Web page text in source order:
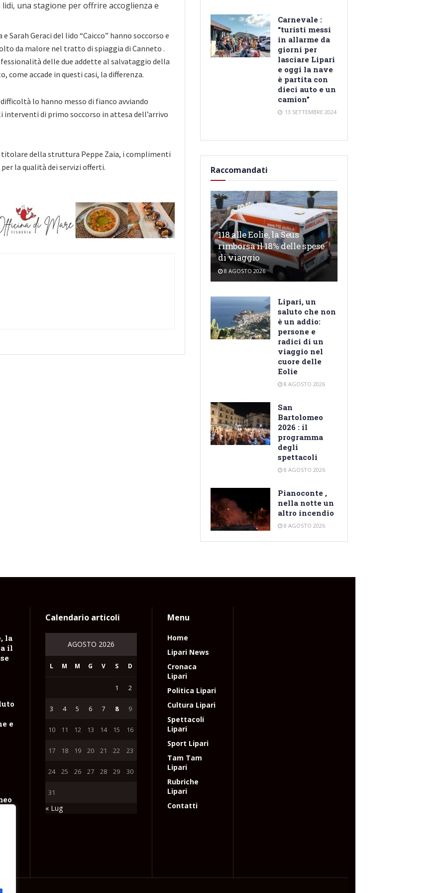
Sarah Geraci del lido “Caicco” hanno soccorso e
da malore nel tratto di spiaggia di Canneto .
delle due addette al salvataggio della
accade in questi casi, la differenza.
lo hanno messo di fianco avviando
di primo soccorso in attesa dell’arrivo
titolare della struttura Peppe Zaia, i complimenti
la qualità dei servizi offerti.
Carnevale :
“turisti messi
in allarme da
giorni per
lasciare Lipari
e oggi la nave
è partita con
dieci auto e un
camion”
13 SETTEMBRE 2024
Raccomandati
118 alle Eolie, la Seus
rimborsa il 18% delle spese
di viaggio
8 AGOSTO 2026
Lipari, un
saluto che non
è un addio:
persone e
radici di un
viaggio nel
cuore delle
Eolie
8 AGOSTO 2026
San
Bartolomeo
2026 : il
programma
degli
spettacoli
8 AGOSTO 2026
Pianoconte ,
nella notte un
altro incendio
8 AGOSTO 2026
la
il
e
Calendario articoli
AGOSTO 2026
L M M G V S D
1 2
3 4 5 6 7 8 9
10 11 12 13 14 15 16
17 18 19 20 21 22 23
24 25 26 27 28 29 30
31
« Lug
Menu
Home
Lipari News
Cronaca
Lipari
Politica Lipari
Cultura Lipari
Spettacoli
Lipari
Sport Lipari
Tam Tam
Lipari
Rubriche
Lipari
Contatti